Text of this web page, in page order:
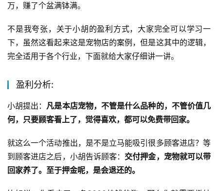
万，赚了个盆满钵满。
不是我夸张，关于小胡的盈利方式，大家完全可以学习一
下，虽然这看起来这是宠物店的案例，但是这其中的逻辑，
完全适用于各个行业，下面就给大家仔细讲一讲。
盈利分析:
小胡提出： 凡是本店宠物，不管是什么品种的，不管价值几
何，只要顾客看上了，觉得喜欢，都可以免费带回家。
就这么一个活动推出，是不是立马能吸引很多顾客进店？等
到顾客进店之后，小胡告诉顾客： 交付押金，宠物就可以带
回家养了。至于押金呢，是会退还的。